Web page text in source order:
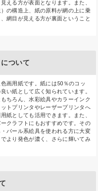
える方が表面となります。また、
の構造上、紙の原料が網の上に乗
網目が見える方が裏面ということ
ついて
画用紙です。紙には50％のコッ
い紙として広く知られています。
ちろん、水彩絵具やカラーインク
トプリンタやレーザープリンタへ
紙としても活用できます。また、
クラフトにもおすすめです。その
パール系絵具を使われる方に大変
より発色が濃く、さらに輝いてみ